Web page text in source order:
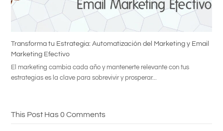
Transforma tu Estrategia: Automatización del Marketing y Email
Marketing Efectivo
El marketing cambia cada año y mantenerte relevante con tus
estrategias es la clave para sobrevivir y prosperar...
This Post Has 0 Comments